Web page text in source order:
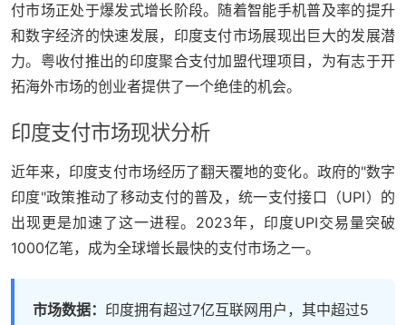
付市场正处于爆发式增长阶段。随着智能手机普及率的提升
和数字经济的快速发展，印度支付市场展现出巨大的发展潜
力。粤收付推出的印度聚合支付加盟代理项目，为有志于开
拓海外市场的创业者提供了一个绝佳的机会。
印度支付市场现状分析
近年来，印度支付市场经历了翻天覆地的变化。政府的"数字
印度"政策推动了移动支付的普及，统一支付接口（UPI）的
出现更是加速了这一进程。2023年，印度UPI交易量突破
1000亿笔，成为全球增长最快的支付市场之一。
市场数据： 印度拥有超过7亿互联网用户，其中超过5